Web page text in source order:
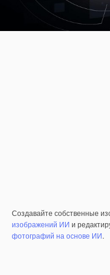
Создавайте собственные
изображений ИИ и
фотографий на основе ИИ.